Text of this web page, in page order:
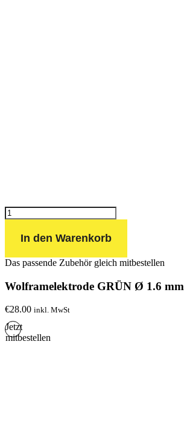
Wolframelektrode
GRÜN
Menge
In den Warenkorb
Das passende Zubehör gleich mitbestellen
Wolframelektrode GRÜN Ø 1.6 mm
€28.00 inkl. MwSt
Jetzt
mitbestellen